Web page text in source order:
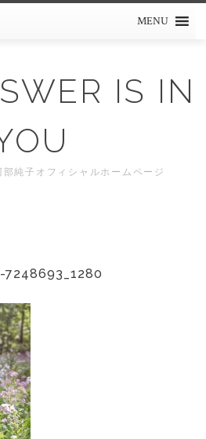
MENU
IS IN
純子オフィシャルホームページ
7248693_1280